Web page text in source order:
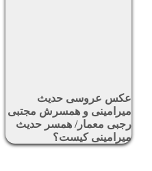
عکس عروسی حدیث
میرامینی و همسرش مجتبی
رجبی معمار/ همسر حدیث
میرامینی کیست؟